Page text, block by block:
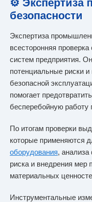
⚙️ Экспертиза
безопасности
Экспертиза
всесторонняя
систем предприятия.
потенциальные риски
безопасной
помогает
бесперебойную работу
По итогам проверки
которые применяются
оборудования, анализа
риска и внедрения мер
материальных
Инструментальные